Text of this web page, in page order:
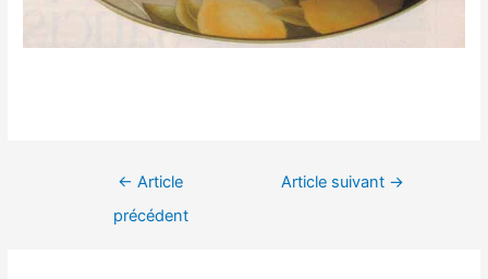
Navigation← Article
précédent
Article suivant →